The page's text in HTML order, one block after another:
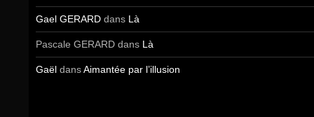
Gael GERARD dans Là
Pascale GERARD dans Là
Gaël dansAimantée par l’illusion